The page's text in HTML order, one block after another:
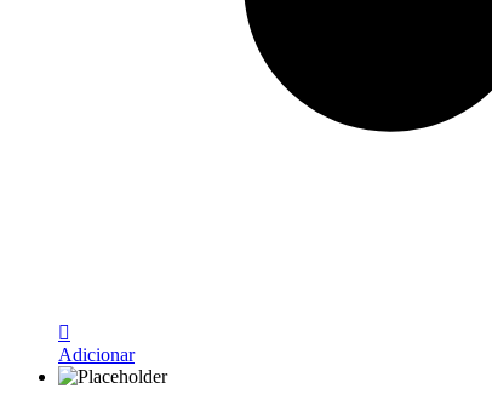
Adicionar